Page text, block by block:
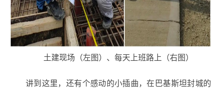
土建现场（左图）、每天上班路上（右图）
讲到这里，还有个感动的小插曲，在巴基斯坦封城的